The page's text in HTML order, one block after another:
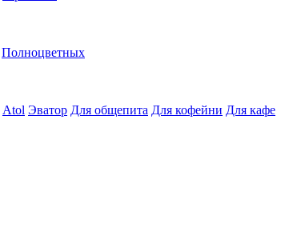
Полноцветных
Atol Эватор Для общепита Для кофейни Для кафе